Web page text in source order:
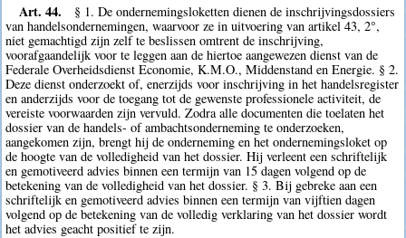
Art. 44.
§ 1. De ondernemingsloketten dienen de inschrijvingsdossiers
van handelsondernemingen, waarvoor ze in uitvoering van artikel 43, 2°,
niet gemachtigd zijn zelf te beslissen omtrent de inschrijving,
voorafgaandelijk voor te leggen aan de hiertoe aangewezen dienst van de
Federale Overheidsdienst Economie, K.M.O., Middenstand en Energie. § 2.
Deze dienst onderzoekt of, enerzijds voor inschrijving in het handelsregister
en anderzijds voor de toegang tot de gewenste professionele activiteit, de
vereiste voorwaarden zijn vervuld. Zodra alle documenten die toelaten het
dossier van de handels- of ambachtsonderneming te onderzoeken,
aangekomen zijn, brengt hij de onderneming en het ondernemingsloket op
de hoogte van de volledigheid van het dossier. Hij verleent een schriftelijk
en gemotiveerd advies binnen een termijn van 15 dagen volgend op de
betekening van de volledigheid van het dossier. § 3. Bij gebreke aan een
schriftelijk en gemotiveerd advies binnen een termijn van vijftien dagen
volgend op de betekening van de volledig verklaring van het dossier wordt
het advies geacht positief te zijn.